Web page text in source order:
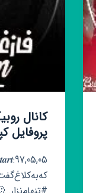
کانال
پروفایل